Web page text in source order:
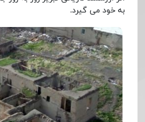
به خود می گیرد.